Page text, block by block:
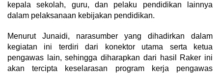
kepala sekolah, guru, dan pelaku pendidikan lainnya
dalam pelaksanaan kebijakan pendidikan.
Menurut Junaidi, narasumber yang dihadirkan dalam
kegiatan ini terdiri dari konektor utama serta ketua
pengawas lain, sehingga diharapkan dari hasil Raker ini
akan tercipta keselarasan program kerja pengawas